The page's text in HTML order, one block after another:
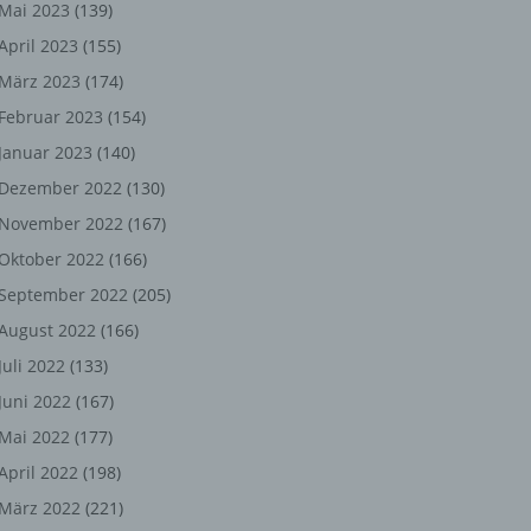
Mai 2023 (139)
2023 (155)
März 2023 (174)
Februar 2023 (154)
Januar 2023 (140)
Dezember 2022 (130)
November 2022 (167)
Oktober 2022 (166)
September 2022 (205)
2022 (166)
Juli 2022 (133)
Juni 2022 (167)
Mai 2022 (177)
2022 (198)
März 2022 (221)
oder